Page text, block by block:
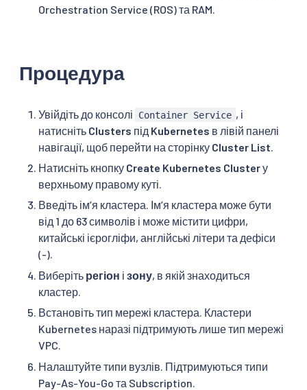
Orchestration Service (ROS) та RAM.
Процедура
Увійдіть до консолі Container Service , і
натисніть Clusters під Kubernetes в лівій панелі
навігації, щоб перейти на сторінку Cluster List
Натисніть кнопку Create Kubernetes Clusterу
верхньому правому куті.
Введіть імʼя кластера. Імʼя кластера може бути
від 1 до 63 символів і може містити цифри,
китайські ієрогліфи, англійські літери та дефіси
(-).
Виберіть регіон і зону, в якій знаходиться
кластер.
Встановіть тип мережі кластера. Кластери
Kubernetes наразі підтримують лише тип мережі
VPC.
Налаштуйте типи вузлів. Підтримуються типи
Pay-As-You-Go та Subscription.